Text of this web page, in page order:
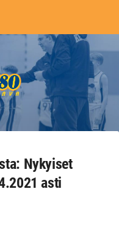
Kori-80 ry
Nykyiset
asti